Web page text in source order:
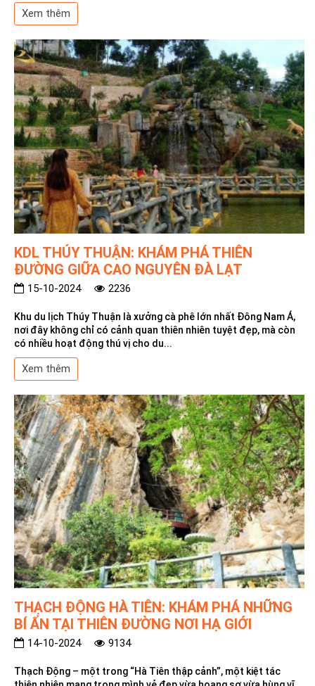
Xem thêm
KDL THÚY THUẬN: KHÁM PHÁ THIÊN
ĐƯỜNG GIỮA CAO NGUYÊN ĐÀ LẠT
15-10-2024 2236
Khu du lịch Thúy Thuận là xưởng cà phê lớn nhất Đông Nam Á,
nơi đây không chỉ có cảnh quan thiên nhiên tuyệt đẹp, mà còn
có nhiều hoạt động thú vị cho du...
Xem thêm
THẠCH ĐỘNG HÀ TIÊN: KHÁM PHÁ NHỮNG
BÍ ẨN TẠI THIÊN ĐƯỜNG NƠI HẠ GIỚI
14-10-2024 9134
Thạch Động – một trong “Hà Tiên thập cảnh”, một kiệt tác